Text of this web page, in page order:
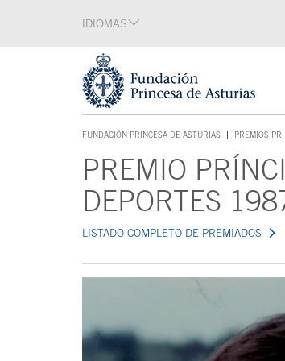
Tecla de acceso 1
IDIOMAS
FUNDACIÓN PRINCESA DE ASTURIAS
TECLA DE ACCESO 1
PREMIOS
Contenido principalPREMIO
DEPORTES
LISTADO COMPLETO DE PREMIADOS